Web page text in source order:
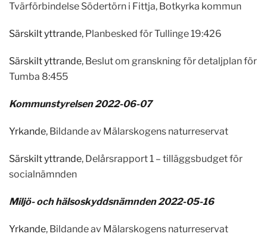
Tvärförbindelse Södertörn i Fittja, Botkyrka kommun
Särskilt yttrande, Planbesked för Tullinge 19:426
Särskilt yttrande, Beslut om granskning för detaljplan för
Tumba 8:455
Kommunstyrelsen 2022-06-07
Yrkande, Bildande av Mälarskogens naturreservat
Särskilt yttrande, Delårsrapport 1 – tilläggsbudget för
socialnämnden
Miljö- och hälsoskyddsnämnden 2022-05-16
Yrkande, Bildande av Mälarskogens naturreservat